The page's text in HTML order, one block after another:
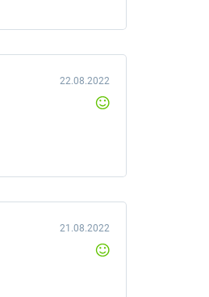
22.08.2022
21.08.2022